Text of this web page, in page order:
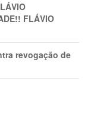
FLÁVIO
revogação de